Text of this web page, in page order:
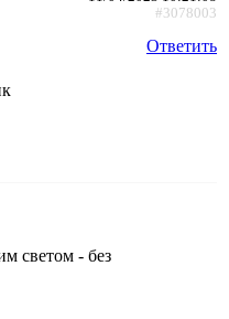
#3078003
Ответить
светом - без